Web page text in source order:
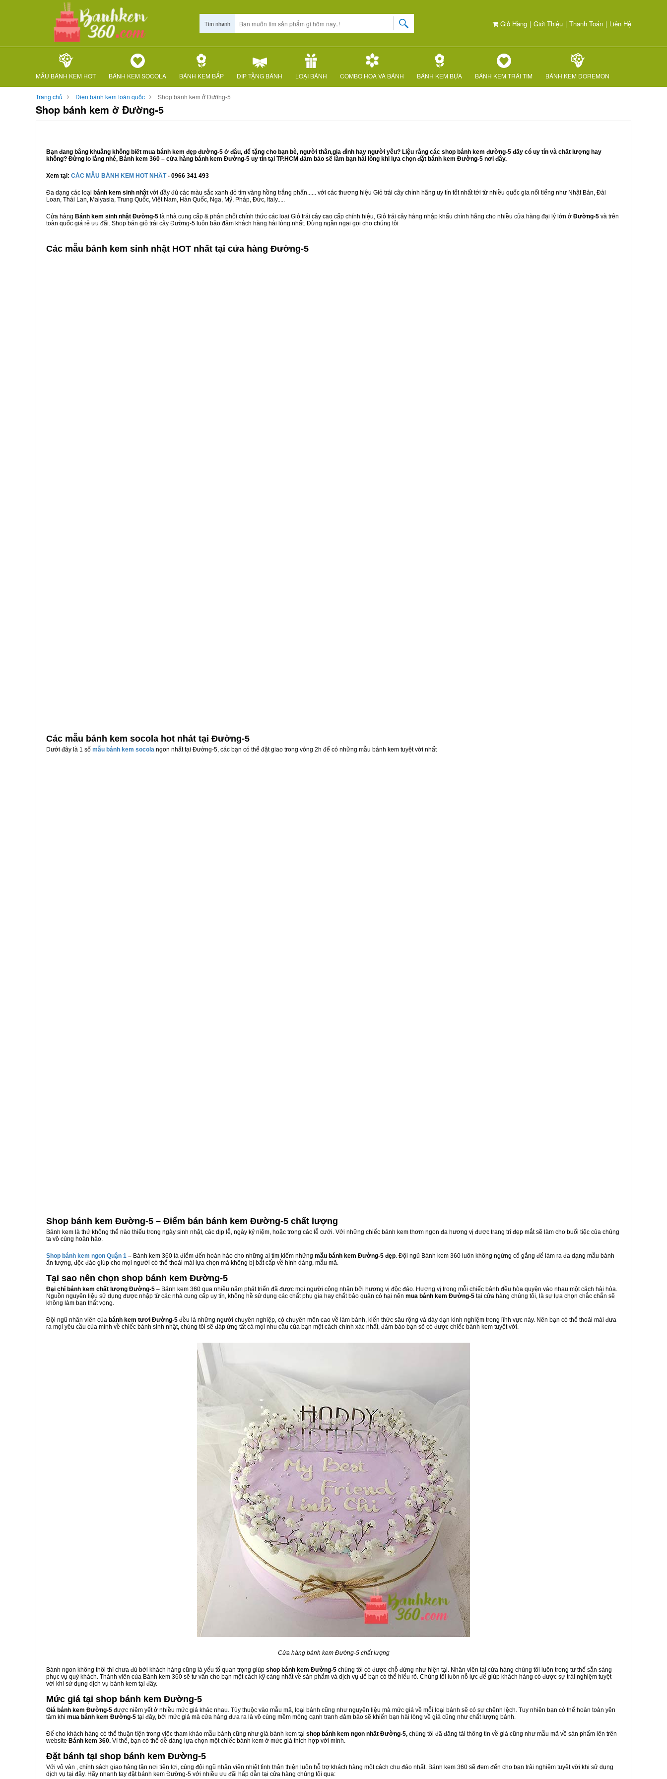
Giỏ Hàng | Giới Thiệu | Thanh Toán | Liên Hệ
Tìm nhanh
MẪU BÁNH KEM HOT BÁNH KEM SOCOLA BÁNH KEM BẮP DIP TẶNG BÁNH LOẠI BÁNH COMBO HOA VÀ BÁNH BÁNH KEM BỰA BÁNH KEM TRÁI TIM BÁNH KEM DOREMON
Trang chủ Điện bánh kem toàn quốc Shop bánh kem ở Đường-5
Shop bánh kem ở Đường-5
Bạn đang bâng khuâng không biết mua bánh kem đẹp đường-5 ở đâu, để tặng cho bạn bè, người thân,gia đình hay người yêu? Liệu rằng các shop bánh kem đường-5 đấy có uy tín và chất lượng hay
không? Đừng lo lắng nhé, Bánh kem 360 – cửa hàng bánh kem Đường-5 uy tín tại TP.HCM đảm bảo sẽ làm bạn hài lòng khi lựa chọn đặt bánh kem Đường-5 nơi đây.
Xem tại: CÁC MẪU BÁNH KEM HOT NHẤT- 0966 341 493
Đa dạng các loại bánh kem sinh nhật với đầy đủ các màu sắc xanh đỏ tím vàng hồng trắng phấn...... với các thương hiệu Giỏ trái cây chính hãng uy tín tốt nhất tới từ nhiều quốc gia nổi tiếng như Nhật Bản, Đài
Loan, Thái Lan, Malyasia, Trung Quốc, Việt Nam, Hàn Quốc, Nga, Mỹ, Pháp, Đức, Italy.....
Cửa hàng Bánh kem sinh nhật Đường-5 là nhà cung cấp & phân phối chính thức các loại Giỏ trái cây cao cấp chính hiệu, Giỏ trái cây hàng nhập khẩu chính hãng cho nhiều cửa hàng đại lý lớn ở Đường-5 và trên
toàn quốc giá rẻ ưu đãi. Shop bán giỏ trái cây Đường-5 luôn bảo đảm khách hàng hài lòng nhất. Đừng ngần ngại gọi cho chúng tôi
Các mẫu bánh kem sinh nhật HOT nhất tại cửa hàng Đường-5
Các mẫu bánh kem socola hot nhát tại Đường-5
Dưới đây là 1 số mẫu bánh kem socola ngon nhất tại Đường-5, các bạn có thể đặt giao trong vòng 2h để có những mẫu bánh kem tuyệt vời nhất
Shop bánh kem Đường-5 – Điểm bán bánh kem Đường-5 chất lượng
Bánh kem là thứ không thể nào thiếu trong ngày sinh nhật, các dịp lễ, ngày kỷ niệm, hoặc trong các lễ cưới. Với những chiếc bánh kem thơm ngon đa hương vị được trang trí đẹp mắt sẽ làm cho buổi tiệc của chúng
ta vô cùng hoàn hảo.
Shop bánh kem ngon Quận 1 – Bánh kem 360 là điểm đến hoàn hảo cho những ai tìm kiếm những mẫu bánh kem Đường-5 đẹp. Đội ngũ Bánh kem 360 luôn không ngừng cố gắng để làm ra đa dạng mẫu bánh
ấn tượng, độc đáo giúp cho mọi người có thể thoải mái lựa chọn mà không bị bất cấp về hình dáng, mẫu mã.
Tại sao nên chọn shop bánh kem Đường-5
Đại chỉ bánh kem chất lượng Đường-5 – Bánh kem 360 qua nhiều năm phát triển đã được mọi người công nhận bởi hương vị độc đáo. Hương vị trong mỗi chiếc bánh đều hòa quyện vào nhau một cách hài hòa.
Nguồn nguyên liệu sử dụng được nhập từ các nhà cung cấp uy tín, không hề sử dụng các chất phụ gia hay chất bảo quản có hại nên mua bánh kem Đường-5 tại cửa hàng chúng tôi, là sự lựa chọn chắc chắn sẽ
không làm bạn thất vọng.
Đội ngũ nhân viên của bánh kem tươi Đường-5 đều là những người chuyên nghiệp, có chuyên môn cao về làm bánh, kiến thức sâu rộng và dày dạn kinh nghiệm trong lĩnh vực này. Nên bạn có thể thoải mái đưa
ra mọi yêu cầu của mình về chiếc bánh sinh nhật, chúng tôi sẽ đáp ứng tất cả mọi nhu cầu của bạn một cách chính xác nhất, đảm bảo bạn sẽ có được chiếc bánh kem tuyệt vời.
Cửa hàng bánh kem Đường-5 chất lượng
Bánh ngon không thôi thì chưa đủ bởi khách hàng cũng là yếu tố quan trọng giúp shop bánh kem Đường-5 chúng tôi có được chỗ đứng như hiện tại. Nhân viên tại cửa hàng chúng tôi luôn trong tư thế sẵn sàng
phục vụ quý khách. Thành viên của Bánh kem 360 sẽ tư vấn cho bạn một cách kỹ càng nhất về sản phẩm và dịch vụ để bạn có thể hiểu rõ. Chúng tôi luôn nỗ lực để giúp khách hàng có được sự trải nghiệm tuyệt
vời khi sử dụng dịch vụ bánh kem tại đây.
Mức giá tại shop bánh kem Đường-5
Giá bánh kem Đường-5 được niêm yết ở nhiều mức giá khác nhau. Tùy thuộc vào mẫu mã, loại bánh cũng như nguyên liệu mà mức giá về mỗi loại bánh sẽ có sự chênh lệch. Tuy nhiên bạn có thể hoàn toàn yên
tâm khi mua bánh kem Đường-5 tại đây, bởi mức giá mà cửa hàng đưa ra là vô cùng mềm mỏng cạnh tranh đảm bảo sẽ khiến bạn hài lòng về giá cũng như chất lượng bánh.
Để cho khách hàng có thể thuận tiện trong việc tham khảo mẫu bánh cũng như giá bánh kem tại shop bánh kem ngon nhất Đường-5, chúng tôi đã đăng tải thông tin về giá cũng như mẫu mã về sản phẩm lên trên
website Bánh kem 360. Vì thế, bạn có thể dễ dàng lựa chọn một chiếc bánh kem ở mức giá thích hợp với mình.
Đặt bánh tại shop bánh kem Đường-5
Với vô vàn , chính sách giao hàng tận nơi tiện lợi, cùng đội ngũ nhân viên nhiệt tình thân thiện luôn hỗ trợ khách hàng một cách chu đáo nhất. Bánh kem 360 sẽ đem đến cho bạn trải nghiệm tuyệt vời khi sử dụng
dịch vụ tại đây. Hãy nhanh tay đặt bánh kem Đường-5 với nhiều ưu đãi hấp dẫn tại cửa hàng chúng tôi qua: